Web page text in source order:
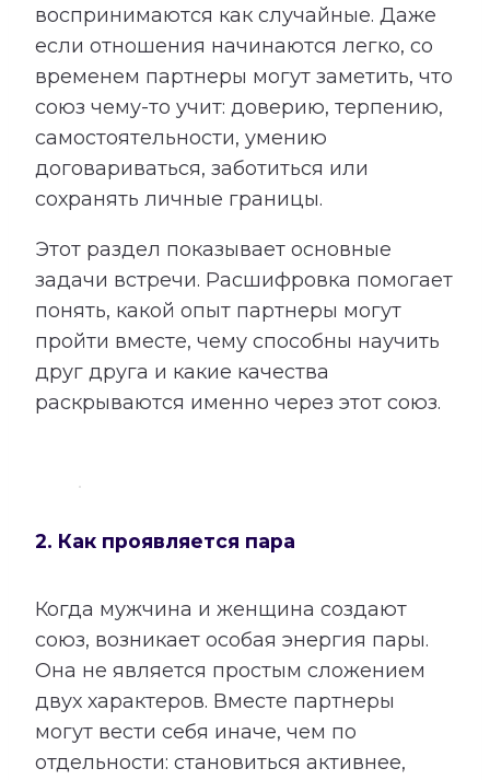
воспринимаются как случайные. Даже
если отношения начинаются легко, со
временем партнеры могут заметить, что
союз чему-то учит: доверию, терпению,
самостоятельности, умению
договариваться, заботиться или
сохранять личные границы.
Этот раздел показывает основные
задачи встречи. Расшифровка помогает
понять, какой опыт партнеры могут
пройти вместе, чему способны научить
друг друга и какие качества
раскрываются именно через этот союз.
2. Как проявляется пара
Когда мужчина и женщина создают
союз, возникает особая энергия пары.
Она не является простым сложением
двух характеров. Вместе партнеры
могут вести себя иначе, чем по
отдельности: становиться активнее,